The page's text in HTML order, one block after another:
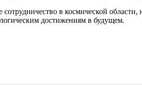
в космической
достижениям в будущем.